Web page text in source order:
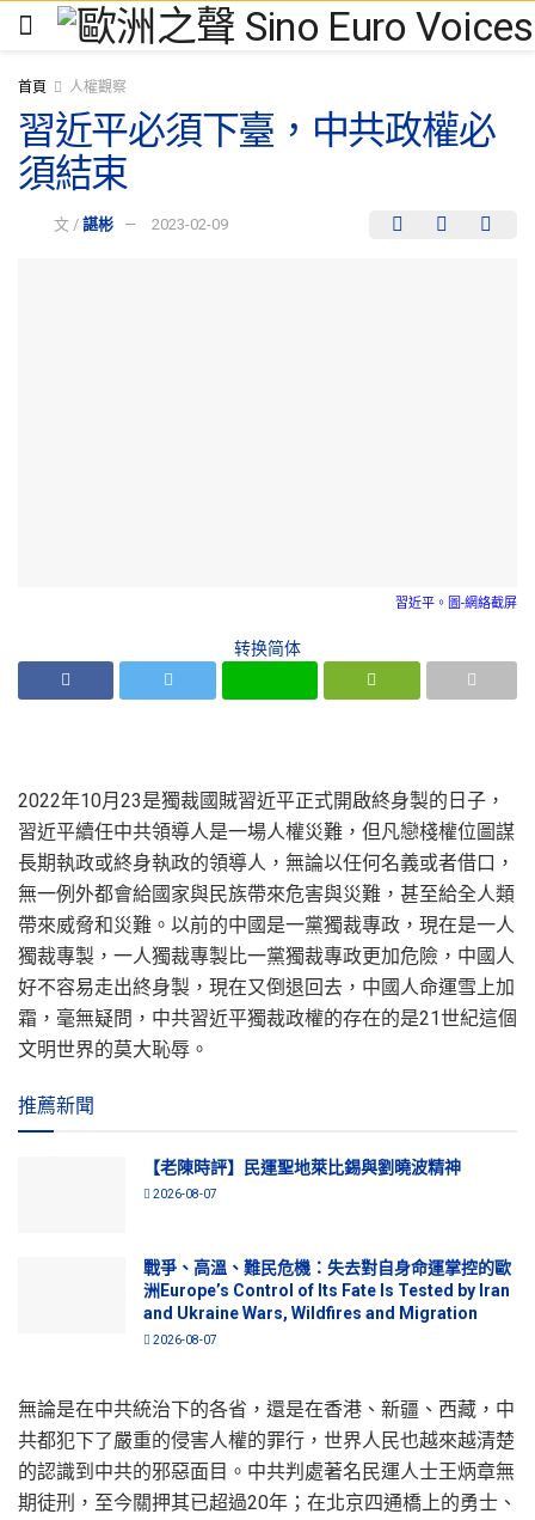
首頁 人權觀察
習近平必須下臺，中共政權必
須結束
文 / 諶彬 2023-02-09
習近平。圖-網絡截屏
转换简体
2022年10月23是獨裁國賊習近平正式開啟終身製的日子，
習近平續任中共領導人是一場人權災難，但凡戀棧權位圖謀
長期執政或終身執政的領導人，無論以任何名義或者借口，
無一例外都會給國家與民族帶來危害與災難，甚至給全人類
帶來威脅和災難。以前的中國是一黨獨裁專政，現在是一人
獨裁專製，一人獨裁專製比一黨獨裁專政更加危險，中國人
好不容易走出終身製，現在又倒退回去，中國人命運雪上加
霜，毫無疑問，中共習近平獨裁政權的存在的是21世紀這個
文明世界的莫大恥辱。
推薦新聞
【老陳時評】民運聖地萊比錫與劉曉波精神
2026-08-07
戰爭、高溫、難民危機：失去對自身命運掌控的歐
洲Europe’s Control of Its Fate Is Tested by Iran
and Ukraine Wars, Wildfires and Migration
2026-08-07
無論是在中共統治下的各省，還是在香港、新疆、西藏，中
共都犯下了嚴重的侵害人權的罪行，世界人民也越來越清楚
的認識到中共的邪惡面目。中共判處著名民運人士王炳章無
期徒刑，至今關押其已超過20年；在北京四通橋上的勇士、